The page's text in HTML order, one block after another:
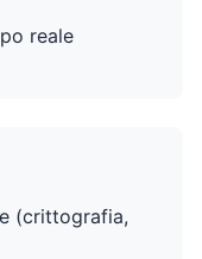
reale
(crittografia,